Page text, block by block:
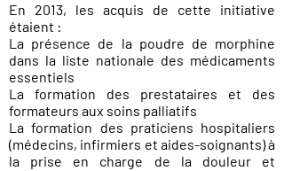
En 2013, les acquis de cette initiative
étaient :
La présence de la poudre de morphine
dans la liste nationale des médicaments
essentiels
La formation des prestataires et des
formateurs aux soins palliatifs
La formation des praticiens hospitaliers
(médecins, infirmiers et aides-soignants) à
la prise en charge de la douleur et